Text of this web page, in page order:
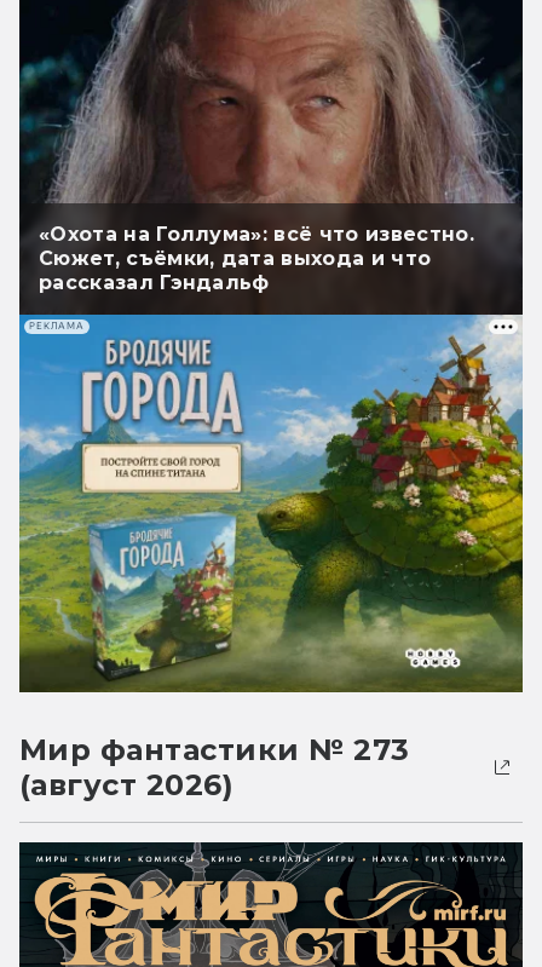
«Охота на Голлума»: всё что известно.
Сюжет, съёмки, дата выхода и что
рассказал Гэндальф
РЕКЛАМА
Мир фантастики № 273
(август 2026)